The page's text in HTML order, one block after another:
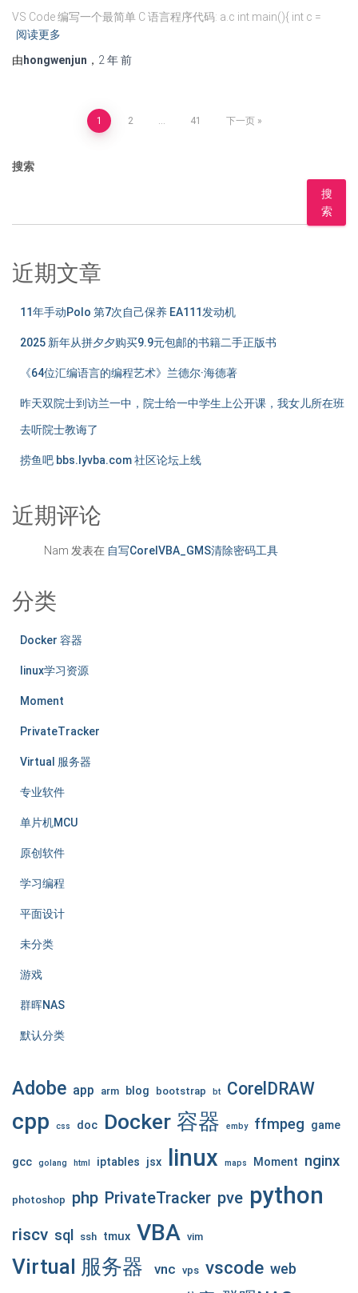
VS Code 编写一个最简单 C 语言程序代码: a.c int main(){ int c =
阅读更多
由hongwenjun ， 2 年前
章
页
1 2 41 下一页
搜索
搜
索
近期文章
11年手动Polo 第7次自己保养 EA111发动机
2025 新年从拼夕夕购买9.9元包邮的书籍二手正版书
《64位汇编语言的编程艺术》兰德尔·海德著
昨天双院士到访兰一中，院士给一中学生上公开课，我女儿所在班
去听院士教诲了
捞鱼吧 bbs.lyvba.com 社区论坛上线
近期评论
Nam 发表在 自写CorelVBA_GMS清除密码工具
分类
Docker 容器
linux学习资源
Moment
PrivateTracker
Virtual 服务器
专业软件
单片机MCU
原创软件
学习编程
平面设计
未分类
游戏
群晖NAS
默认分类
Adobe app arm blog bootstrap bt CorelDRAW
cpp css doc Docker 容器 emby ffmpeg game
gcc golang html iptables jsx linux maps Moment nginx
photoshop php PrivateTracker pve python
riscv sql ssh tmux VBA vim
Virtual 服务器 vnc vps vscode web